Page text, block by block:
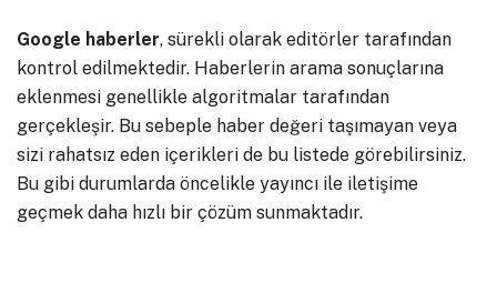
Google haberler, sürekli olarak editörler tarafından
kontrol edilmektedir. Haberlerin arama sonuçlarına
eklenmesi genellikle algoritmalar tarafından
gerçekleşir. Bu sebeple haber değeri taşımayan veya
sizi rahatsız eden içerikleri de bu listede görebilirsiniz.
Bu gibi durumlarda öncelikle yayıncı ile iletişime
geçmek daha hızlı bir çözüm sunmaktadır.